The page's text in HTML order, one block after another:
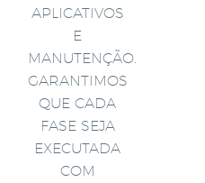
APLICATIVOS
E
MANUTENÇÃO.
GARANTIMOS
QUE CADA
FASE SEJA
EXECUTADA
COM